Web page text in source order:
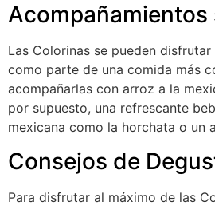
Acompañamientos
Las Colorinas se pueden
como parte de una comida más
acompañarlas con arroz a la
por supuesto, una refrescante
mexicana como la horchata o un
Consejos de
Para disfrutar al máximo de las